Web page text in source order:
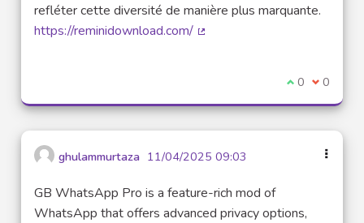
refléter cette diversité de manière plus marquante.
https://reminidownload.com/
Je suis
0 Je ne
0
ghulammurtaza 11/04/2025 09:03
GB WhatsApp Pro is a feature-rich mod of
WhatsApp that offers advanced privacy options,